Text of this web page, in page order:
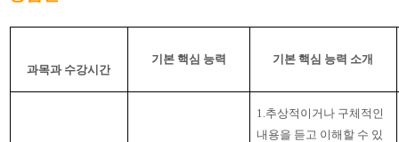
과목과 수강시간
기본 핵심 능력 기본 핵심 능력 소개
1. 추상적이거나 구체적인
내용을 듣고 이해할 수 있